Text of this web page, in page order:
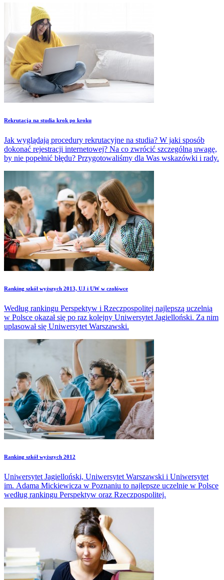
Rekrutacja na studia krok po kroku
Jak wyglądają procedury rekrutacyjne na studia? W jaki sposób
dokonać rejestracji internetowej? Na co zwrócić szczególną uwagę,
by nie popełnić błędu? Przygotowaliśmy dla Was wskazówki i rady.
Ranking szkół wyższych 2013, UJ i UW w czołówce
Według rankingu Perspektyw i Rzeczpospolitej najlepszą uczelnią
w Polsce okazał się po raz kolejny Uniwersytet Jagielloński. Za nim
uplasował się Uniwersytet Warszawski.
Ranking szkół wyższych 2012
Uniwersytet Jagielloński, Uniwersytet Warszawski i Uniwersytet
im. Adama Mickiewicza w Poznaniu to najlepsze uczelnie w Polsce
według rankingu Perspektyw oraz Rzeczpospolitej.